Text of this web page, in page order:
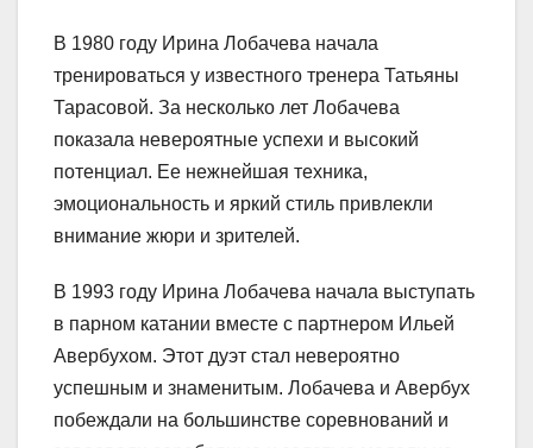
В 1980 году Ирина Лобачева начала
тренироваться у известного тренера Татьяны
Тарасовой. За несколько лет Лобачева
показала невероятные успехи и высокий
потенциал. Ее нежнейшая техника,
эмоциональность и яркий стиль привлекли
внимание жюри и зрителей.
В 1993 году Ирина Лобачева начала выступать
в парном катании вместе с партнером Ильей
Авербухом. Этот дуэт стал невероятно
успешным и знаменитым. Лобачева и Авербух
побеждали на большинстве соревнований и